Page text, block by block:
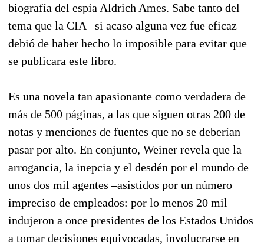
biografía del espía Aldrich Ames. Sabe tanto del
tema que la CIA –si acaso alguna vez fue eficaz–
debió de haber hecho lo imposible para evitar que
se publicara este libro.
Es una novela tan apasionante como verdadera de
más de 500 páginas, a las que siguen otras 200 de
notas y menciones de fuentes que no se deberían
pasar por alto. En conjunto, Weiner revela que la
arrogancia, la inepcia y el desdén por el mundo de
unos dos mil agentes –asistidos por un número
impreciso de empleados: por lo menos 20 mil–
indujeron a once presidentes de los Estados Unidos
a tomar decisiones equivocadas, involucrarse en